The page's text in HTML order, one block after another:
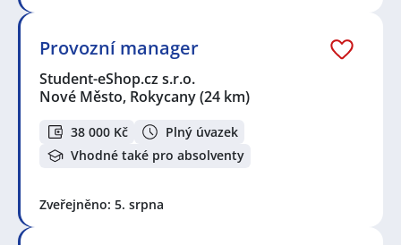
Provozní manager
Student-eShop.cz s.r.o.
Nové Město, Rokycany(24 km)
38 000 Kč
Plný úvazek
Vhodné také pro absolventy
Zveřejněno: 5. srpna